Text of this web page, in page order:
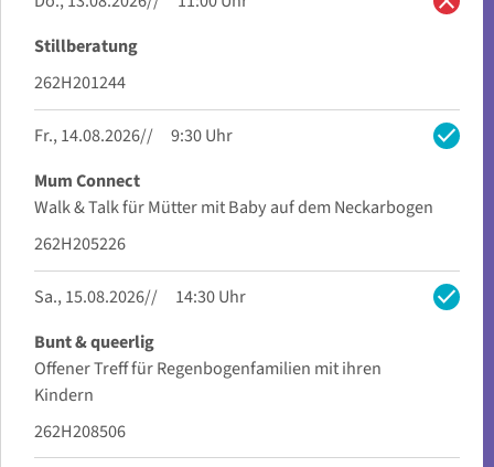
Stillberatung
262H201244
check
Fr., 14.08.2026
9:30 Uhr
Mum Connect
Walk & Talk für Mütter mit Baby auf dem Neckarbogen
262H205226
check
Sa., 15.08.2026
14:30 Uhr
Bunt & queerlig
Offener Treff für Regenbogenfamilien mit ihren
Kindern
262H208506